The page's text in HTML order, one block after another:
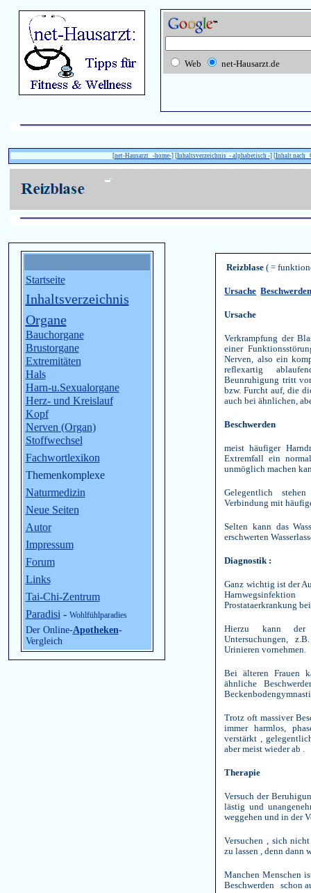
Web net-Hausarzt.de
[net-Hausarzt -home-] [Inhaltsverzeichnis - alphabetisch -] [Inhalt nach
Startseite
Inhaltsverzeichnis
Organe
Bauchorgane
Brustorgane
Extremitäten
Hals
Harn-u.Sexualorgane
Herz- und Kreislauf
Kopf
Nerven (Organ)
Stoffwechsel
Fachwortlexikon
Themenkomplexe
Naturmedizin
Neue Seiten
Autor
Impressum
Forum
Links
Tai-Chi-Zentrum
Paradisi - Wohlfühlparadies
Der Online-Apotheken-
Vergleich
Reizblase ( =
Ursache
Ursache
Verkrampfung der
einer
Nerven, also ein
reflexartig
Beunruhigung tritt
bzw. Furcht auf, die
auch bei ähnlichen,
Beschwerden
meist häufiger
Extremfall ein
unmöglich machen
Gelegentlich
Verbindung mit
Selten kann das
erschwerten
Diagnostik :
Ganz wichtig ist der
Prostataerkrankung
Hierzu kann der
Untersuchungen,
Urinieren vornehmen.
Bei älteren Frauen
ähnliche
Trotz oft massiver
immer harmlos,
verstärkt ,
aber meist wieder ab .
Therapie
Versuch der
lästig und
weggehen und in der
Versuchen , sich
zu lassen , denn dann
Manchen Menschen
Beschwerden schon